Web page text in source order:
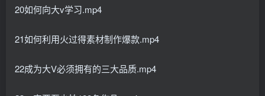
20如何向大v学习.mp4
21如何利用火过得素材制作爆款.mp4
22成为大V必须拥有的三大品质.mp4